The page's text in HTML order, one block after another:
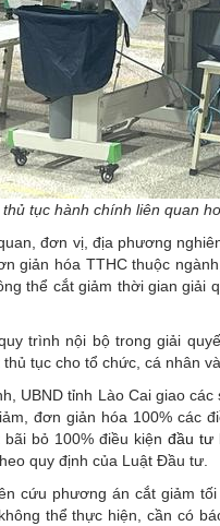
tục hành chính liên quan
đơn vị, địa phương
giản hóa TTHC thuộc
thể cắt giảm thời gian giải
trình nội bộ trong giải
tục cho tổ chức, cá nhân
UBND tỉnh Lào Cai giao
đơn giản hóa 100% các
bãi bỏ 100% điều kiệnđầu tư
quy định của Luật Đầu tư.
cứu phương án cắt giảm
thể thực hiện, cần có